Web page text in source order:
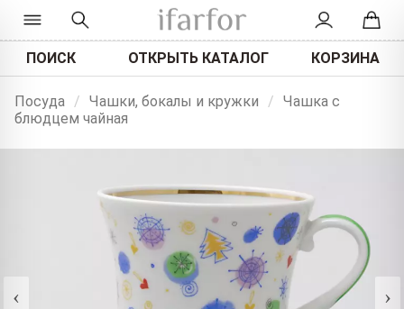
ПОИСК ОТКРЫТЬ КАТАЛОГ КОРЗИНА
Посуда / Чашки, бокалы и кружки / Чашка с
блюдцем чайная
‹ ›